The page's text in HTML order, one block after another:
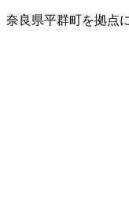
奈良県平群町を拠点